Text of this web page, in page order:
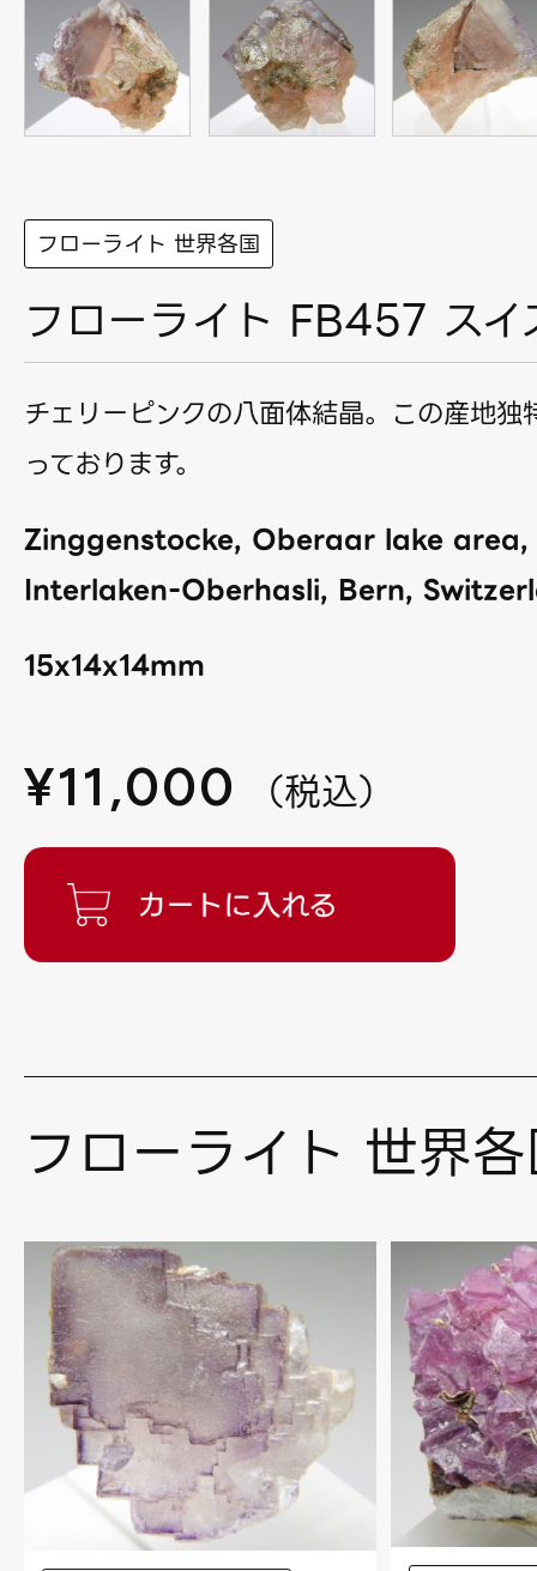
フローライト 世界各国
フローライト FB457 スイ
チェリーピンクの八面体結晶。この産地独
っております。
Zinggenstocke, Oberaar lake
Interlaken-Oberhasli, Bern,
15x14x14mm
¥11,000 （税込）
フローライト 世界